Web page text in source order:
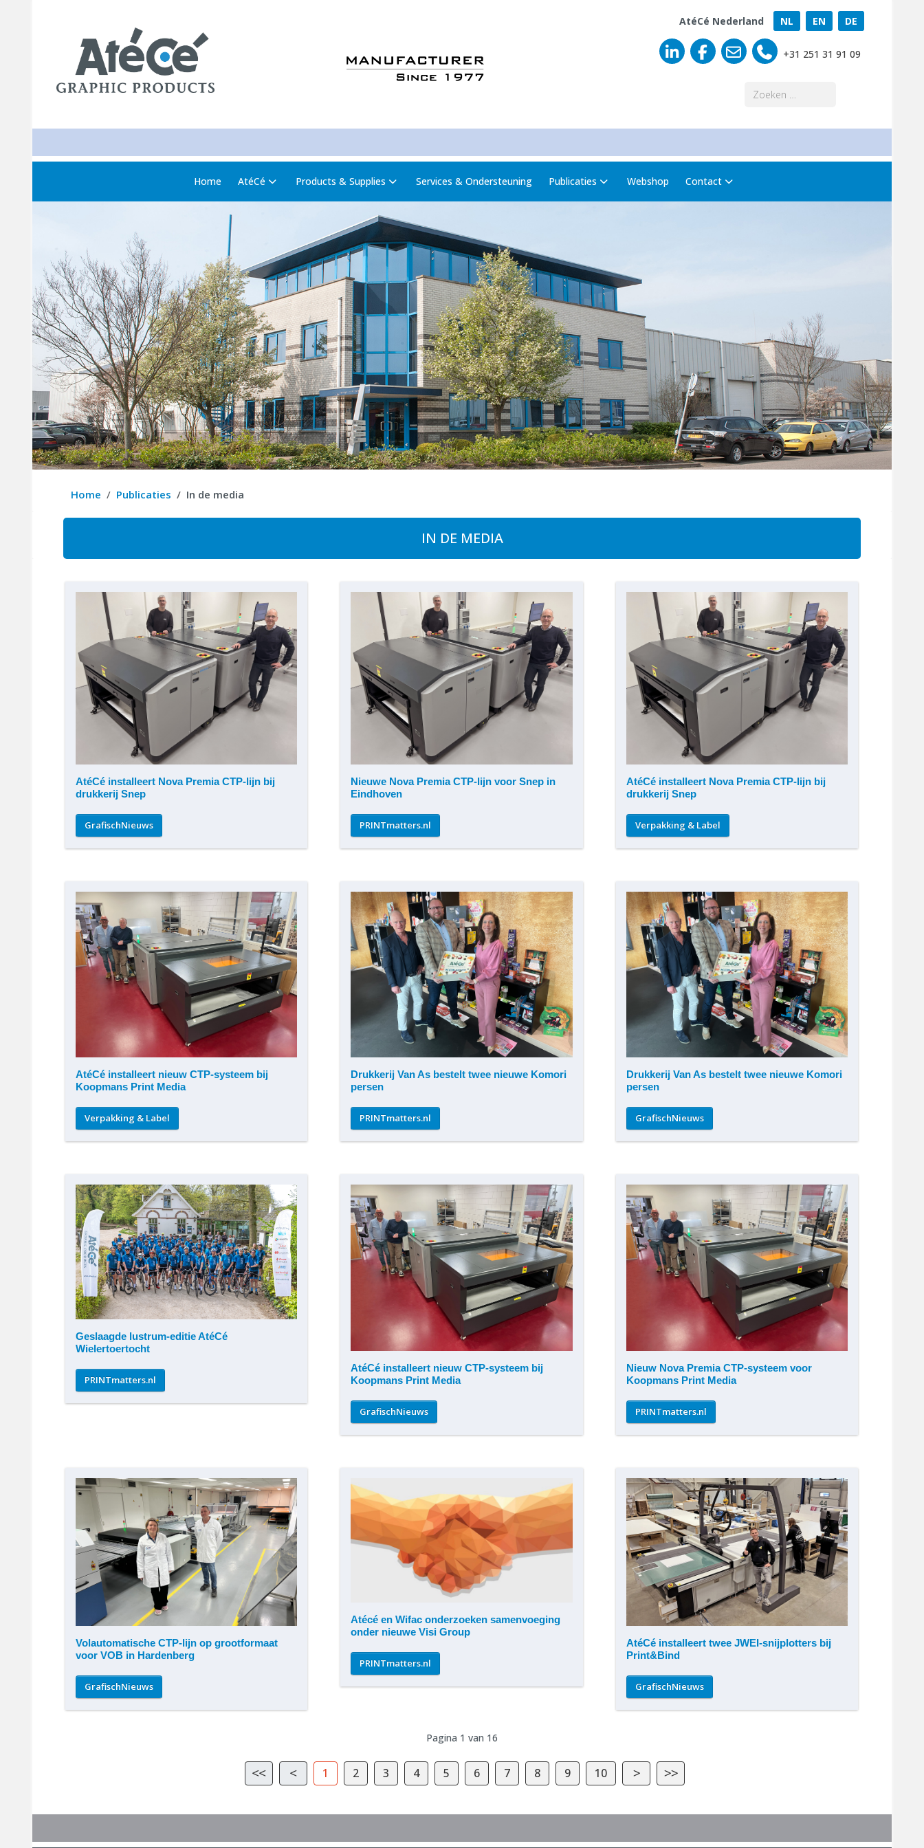
AtéCé Nederland NL EN DE
+31 251 31 91 09
Home AtéCé Products & Supplies Services & Ondersteuning Publicaties Webshop Contact
Home Publicaties In de media
IN DE MEDIA
AtéCé installeert Nova Premia CTP-lijn bij
drukkerij Snep
GrafischNieuws
Nieuwe Nova Premia CTP-lijn voor Snep in
Eindhoven
PRINTmatters.nl
AtéCé installeert Nova Premia CTP-lijn bij
drukkerij Snep
Verpakking & Label
AtéCé installeert nieuw CTP-systeem bij
Koopmans Print Media
Verpakking & Label
Drukkerij Van As bestelt twee nieuwe Komori
persen
PRINTmatters.nl
Drukkerij Van As bestelt twee nieuwe Komori
persen
GrafischNieuws
Geslaagde lustrum-editie AtéCé
Wielertoertocht
PRINTmatters.nl
AtéCé installeert nieuw CTP-systeem bij
Koopmans Print Media
GrafischNieuws
Nieuw Nova Premia CTP-systeem voor
Koopmans Print Media
PRINTmatters.nl
Volautomatische CTP-lijn op grootformaat
voor VOB in Hardenberg
GrafischNieuws
​Atécé en Wifac onderzoeken samenvoeging
onder nieuwe Visi Group
PRINTmatters.nl
AtéCé installeert twee JWEI-snijplotters bij
Print&Bind
GrafischNieuws
Pagina 1 van 16
1 2 3 4 5 6 7 8 9 10